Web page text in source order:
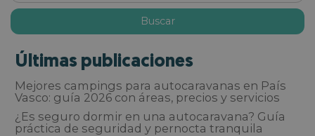
Últimas publicaciones
Mejores campings para autocaravanas en País
Vasco: guía 2026 con áreas, precios y servicios
¿Es seguro dormir en una autocaravana? Guía
práctica de seguridad y pernocta tranquila